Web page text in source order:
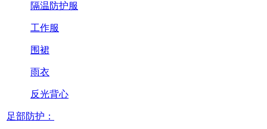
隔温防护服
工作服
围裙
雨衣
反光背心
足部防护：